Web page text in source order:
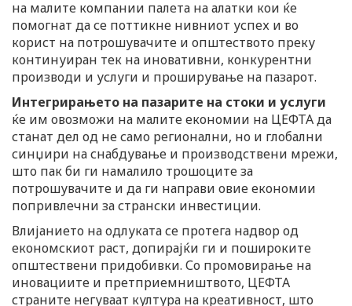
на малите компании палета на алатки кои ќе
помогнат да се поттикне нивниот успех и во
корист на потрошувачите и општеството преку
континуиран тек на иновативни, конкурентни
производи и услуги и проширување на пазарот.
Интегрирањето на пазарите на стоки и услуги
ќе им овозможи на малите економии на ЦЕФТА да
станат дел од не само регионални, но и глобални
синџири на снабдување и производствени мрежи,
што пак би ги намалило трошоците за
потрошувачите и да ги направи овие економии
попривлечни за странски инвестиции.
Влијанието на одлуката се протега надвор од
економскиот раст, допирајќи ги и пошироките
општествени придобивки. Со промовирање на
иновациите и претприемништвото, ЦЕФТА
страните негуваат култура на креативност, што